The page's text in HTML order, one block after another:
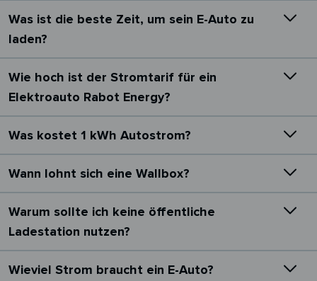
Was ist die beste Zeit, um sein E-Auto zu
laden?
Wie hoch ist der Stromtarif für ein
Elektroauto Rabot Energy?
Was kostet 1 kWh Autostrom?
Wann lohnt sich eine Wallbox?
Warum sollte ich keine öffentliche
Ladestation nutzen?
Wieviel Strom braucht ein E-Auto?